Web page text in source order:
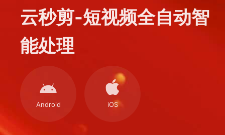
云秒剪-短视频全自动智
能处理
Android iOS